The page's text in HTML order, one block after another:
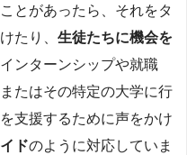
とがあったら、それをタ
たり、 生徒たちに機会を
ンターンシップや就職
たはその特定の大学に行
支援するために声をかけ
ドのように対応していま